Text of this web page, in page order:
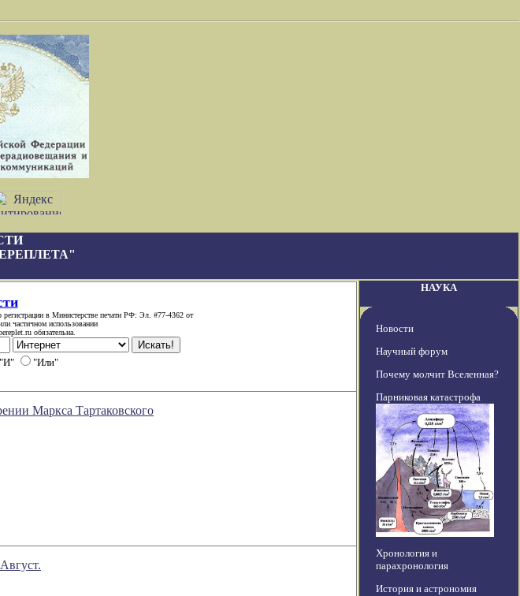
регистрации в Министерстве печати РФ: Эл. #77-4362 от
частичном использовании
обязательна.
"И" "Или"
Маркса Тартаковского
НАУКА
Новости
Научный форум
Почему молчит Вселенная?
Парниковая катастрофа
Хронология и
парахронология
История и астрономия